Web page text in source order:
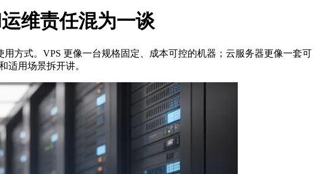
维责任混为一谈
方式。VPS 更像一台规格固定、成本可控的机器；云服务器更像一套可
适用场景拆开讲。